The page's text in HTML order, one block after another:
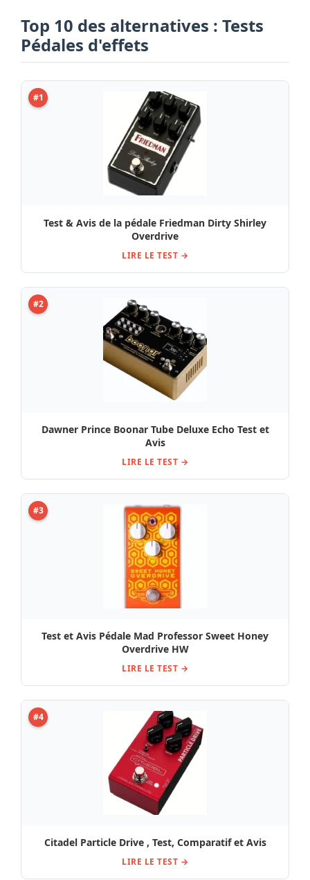
Top 10 des alternatives : Tests
Pédales d'effets
#1
Test & Avis de la pédale Friedman Dirty Shirley
Overdrive
LIRE LE TEST →
#2
Dawner Prince Boonar Tube Deluxe Echo Test et
Avis
LIRE LE TEST →
#3
Test et Avis Pédale Mad Professor Sweet Honey
Overdrive HW
LIRE LE TEST →
#4
Citadel Particle Drive , Test, Comparatif et Avis
LIRE LE TEST →